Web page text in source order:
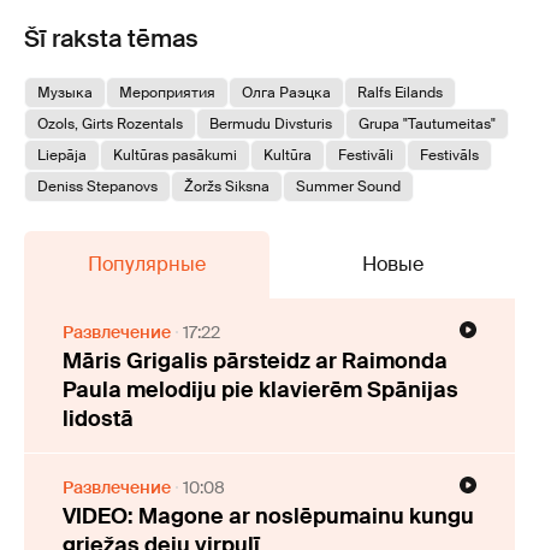
Šī raksta tēmas
Музыка Мероприятия Олга Раэцка
Ralfs Eilands
Ozols, Girts Rozentals
Bermudu Divsturis
Grupa "Tautumeitas"
Liepāja
Kultūras pasākumi Kultūra Festivāli
Festivāls
Deniss Stepanovs
Žoržs Siksna Summer Sound
Популярные Новые
Развлечение 17:22
Māris Grigalis pārsteidz ar Raimonda
Paula melodiju pie klavierēm Spānijas
lidostā
Развлечение 10:08
VIDEO: Magone ar noslēpumainu kungu